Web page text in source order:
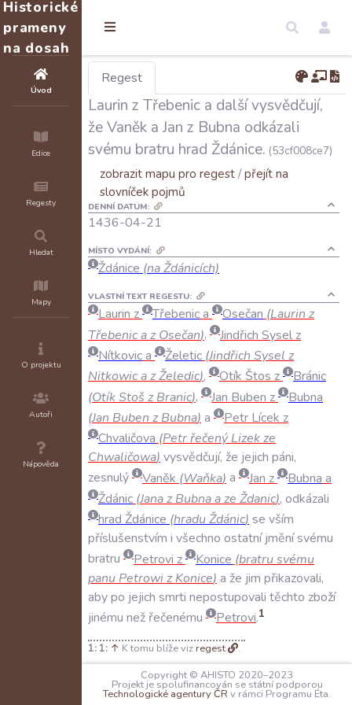
Historické
prameny
na dosah
Úvod
Edice
Regesty
Hledat
Mapy
O projektu
Autoři
Nápověda
Regest
Laurin z Třebenic a další vysvědčují,
že Vaněk a Jan z Bubna odkázali
svému bratru hrad Ždánice. (53cf008ce7)
zobrazit mapu pro regest/přejít na
slovníček pojmů
DENNÍ DATUM:
1436-04-21
MÍSTO VYDÁNÍ:
Ždánice (na Ždánicích)
VLASTNÍ TEXT REGESTU:
Laurin z Třebenica Osečan (Laurin z
Třebenicaz Osečan), Jindřich Sysel z
Nítkovica Želetic (Jindřich Sysel z
NitkowicazŽeledic), Otík Štos z
Bránic
(OtíkStoš z Branic), Jan Buben z
Bubna
(Jan Buben z Bubna) a Petr Lícek z
Chvaličova (Petrřečený Lizekze
Chwaličowa) vysvědčují, že jejich páni,
zesnulý
Vaněk (Waňka) a Jan z Bubna a
Ždánic (Janaz Bubnaaze Ždanic), odkázali
hrad Ždánice (hraduŽdánic) se vším
příslušenstvím i všechno ostatní jměnísvému
bratru
Petrovi z Konice (bratrusvému
panu Petrowiz Konice) a že jim přikazovali,
abypo jejich smrti nepostupovali těchto zboží
jinému než řečenému Petrovi.1
1: ↑ K tomu blíže viz regest .
N/A
Copyright © AHISTO 2020–2023
Projekt je spolufinancován se státní podporou
Technologické agentury ČR v rámci Programu Éta.